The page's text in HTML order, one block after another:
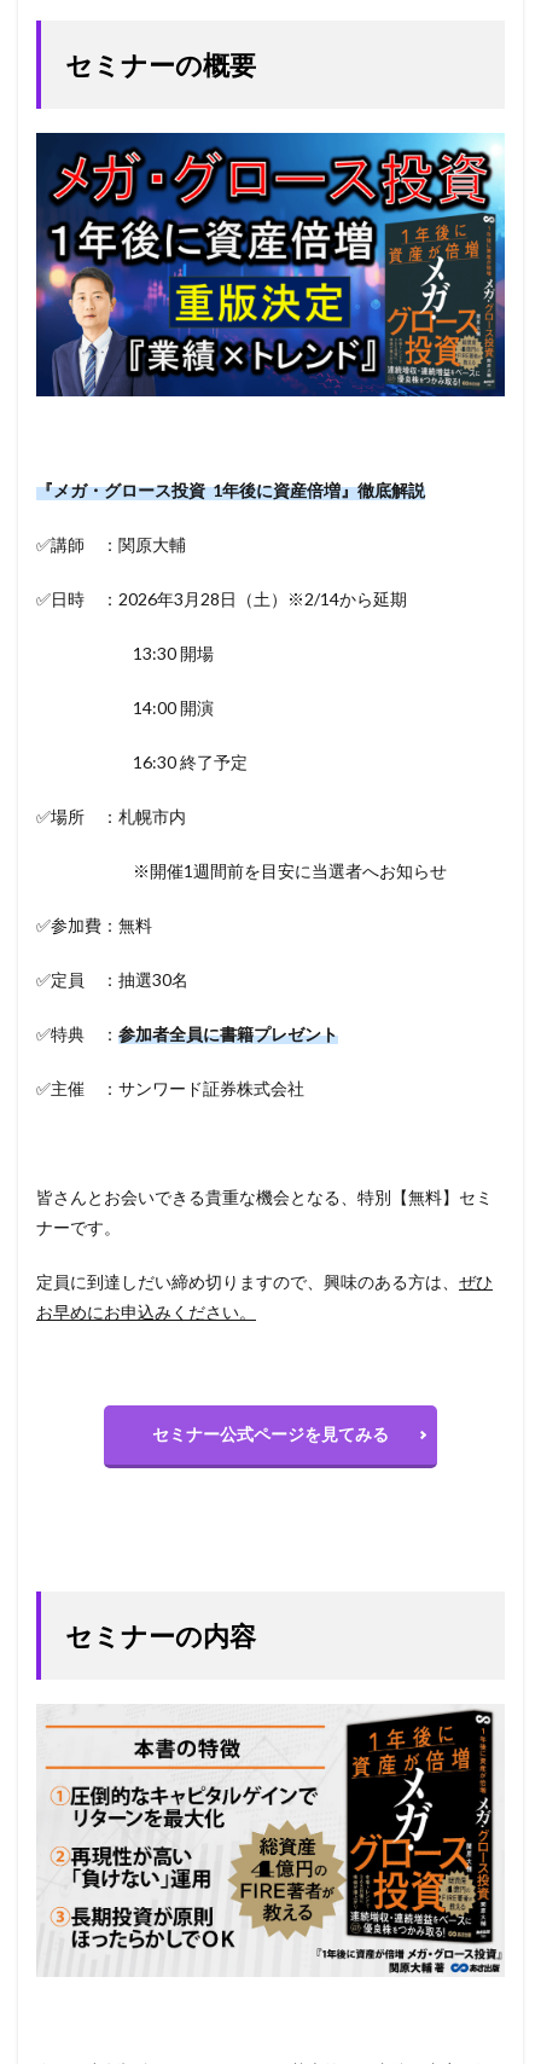
セミナーの概要
『メガ・グロース投資 1年後に資産倍増』徹底解説
✅講師 ：関原大輔
✅日時 ：2026年3月28日（土）※2/14から延期
13:30 開場
14:00 開演
16:30 終了予定
✅場所 ：札幌市内
※開催1週間前を目安に当選者へお知らせ
✅参加費：無料
✅定員 ：抽選30名
✅特典 ： 参加者全員に書籍プレゼント
✅主催 ：サンワード証券株式会社
皆さんとお会いできる貴重な機会となる、特別【無料】セミ
ナーです。
定員に到達しだい締め切りますので、興味のある方は、 ぜひ
お早めにお申込みください。
セミナー公式ページを見てみる
セミナーの内容